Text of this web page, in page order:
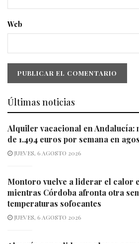
Web
Últimas noticias
Alquiler vacacional en Andalucía:
de 1.494 euros por semana en
JUEVES, 6 AGOSTO 2026
Montoro vuelve a liderar el calor
mientras Córdoba afronta otra
temperaturas sofocantes
JUEVES, 6 AGOSTO 2026